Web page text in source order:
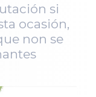
si
ocasión,
non se